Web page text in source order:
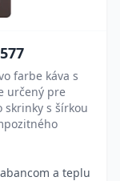
farbe káva s
určený pre
skrinky s šírkou
a teplu